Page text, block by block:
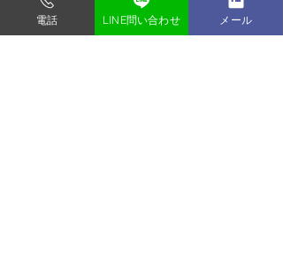
東京都門前仲町1-9-2-2F
門前仲町駅から徒歩3分 (バリアフリー)
電話 LINE問い合わせ メール